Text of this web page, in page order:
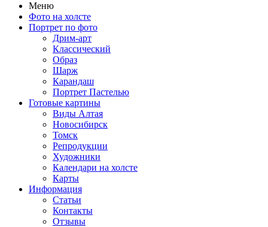
Меню
Фото на холсте
Портрет по фото
Дрим-арт
Классический
Образ
Шарж
Карандаш
Портрет Пастелью
Готовые картины
Виды Алтая
Новосибирск
Томск
Репродукции
Художники
Календари на холсте
Карты
Информация
Статьи
Контакты
Отзывы